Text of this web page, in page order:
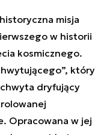
misja
w historii
kosmicznego.
który
dryfujący
Opracowana w jej